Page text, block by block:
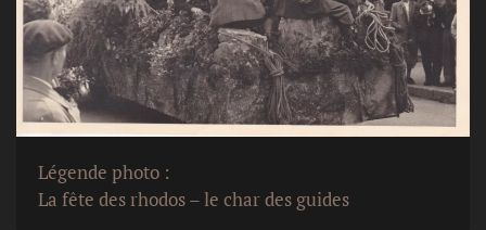
Légende photo :
La fête des rhodos – le char des guides